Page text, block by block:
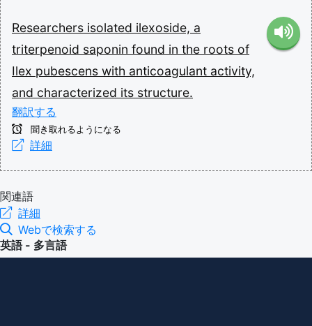
Researchers isolated ilexoside, a
triterpenoid saponin found in the roots of
Ilex pubescens with anticoagulant activity,
and characterized its structure.
翻訳する
聞き取れるようになる
詳細
関連語
詳細
Webで検索する
英語 - 多言語